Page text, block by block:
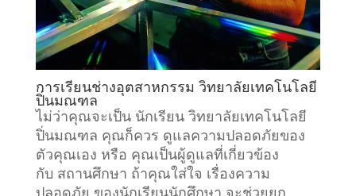
การเรียนช่างอุตสาหกรรม วิทยาลัยเทคโนโลยี
ปิ่นมณฑล
ไม่ว่าคุณจะเป็น นักเรียน วิทยาลัยเทคโนโลยี
ปิ่นมณฑล คุณก็ควร ดูแลความปลอดภัยของ
ตัวคุณเอง หรือ คุณเป็นผู้ดูแลที่เกี่ยวข้อง
กับ สถานศึกษา ถ้าคุณใส่ใจ เรื่องความ
ปลอดภัย ของนักเรียนนักศึกษา จะช่วยยก